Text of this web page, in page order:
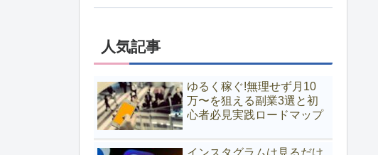
人気記事
ゆるく稼ぐ!無理せず月10
万〜を狙える副業3選と初
心者必見実践ロードマップ
インスタグラムは見るだけ